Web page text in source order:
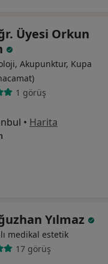
Üyesi Orkun
Akupunktur, Kupa
1 görüş
• Harita
Yılmaz
medikal estetik
17 görüş